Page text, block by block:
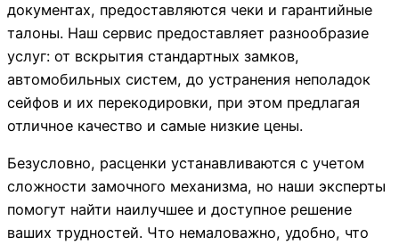
документах, предоставляются чеки и гарантийные
талоны. Наш сервис предоставляет разнообразие
услуг: от вскрытия стандартных замков,
автомобильных систем, до устранения неполадок
сейфов и их перекодировки, при этом предлагая
отличное качество и самые низкие цены.
Безусловно, расценки устанавливаются с учетом
сложности замочного механизма, но наши эксперты
помогут найти наилучшее и доступное решение
ваших трудностей. Что немаловажно, удобно, что